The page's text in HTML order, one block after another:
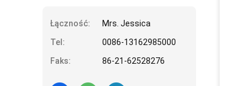
Łączność:
Mrs. Jessica
Tel:
0086-13162985000
Faks:
86-21-62528276